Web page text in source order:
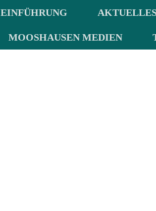
EINFÜHRUNG
MOOSHAUSEN MEDIEN